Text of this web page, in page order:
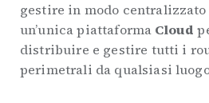
gestire in modo
un’unica piattaforma Cloud
distribuire e gestire tutti i
perimetrali da qualsiasi